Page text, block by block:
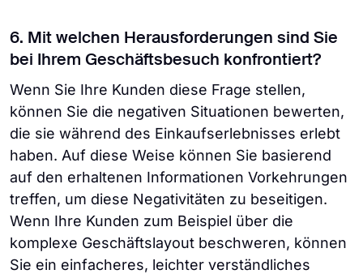
6. Mit welchen Herausforderungen sind Sie
bei Ihrem Geschäftsbesuch konfrontiert?
Wenn Sie Ihre Kunden diese Frage stellen,
können Sie die negativen Situationen bewerten,
die sie während des Einkaufserlebnisses erlebt
haben. Auf diese Weise können Sie basierend
auf den erhaltenen Informationen Vorkehrungen
treffen, um diese Negativitäten zu beseitigen.
Wenn Ihre Kunden zum Beispiel über die
komplexe Geschäftslayout beschweren, können
Sie ein einfacheres, leichter verständliches